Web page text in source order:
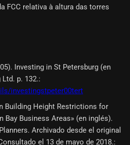
FCC relativa à altura das torres
Investing in St Petersburg (en
p. 132.:
investingstpeter00tert
Building Height Restrictions for
Bay Business Areas» (en inglés).
Archivado desde el original
el 13 de mayo de 2018.: